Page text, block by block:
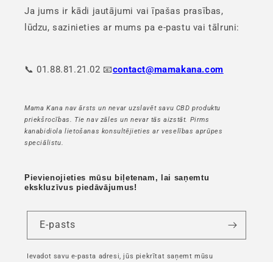
Ja jums ir kādi jautājumi vai īpašas prasības,
lūdzu, sazinieties ar mums pa e-pastu vai tālruni:
📞 01.88.81.21.02 📧contact@mamakana.com
Mama Kana nav ārsts un nevar uzslavēt savu CBD produktu
priekšrocības. Tie nav zāles un nevar tās aizstāt. Pirms
kanabidiola lietošanas konsultējieties ar veselības aprūpes
speciālistu.
Pievienojieties mūsu biļetenam, lai saņemtu
ekskluzīvus piedāvājumus!
E-pasts
Ievadot savu e-pasta adresi, jūs piekrītat saņemt mūsu